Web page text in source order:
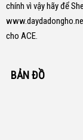
chính vì vậy hãy để
cho ACE.
BẢN ĐỒ